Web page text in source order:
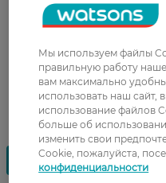
Мы используем файлы
правильную работу
вам максимально
использовать наш сайт,
использование файлов
больше об
изменить свои
Cookie, пожалуйста,
конфиденциальности